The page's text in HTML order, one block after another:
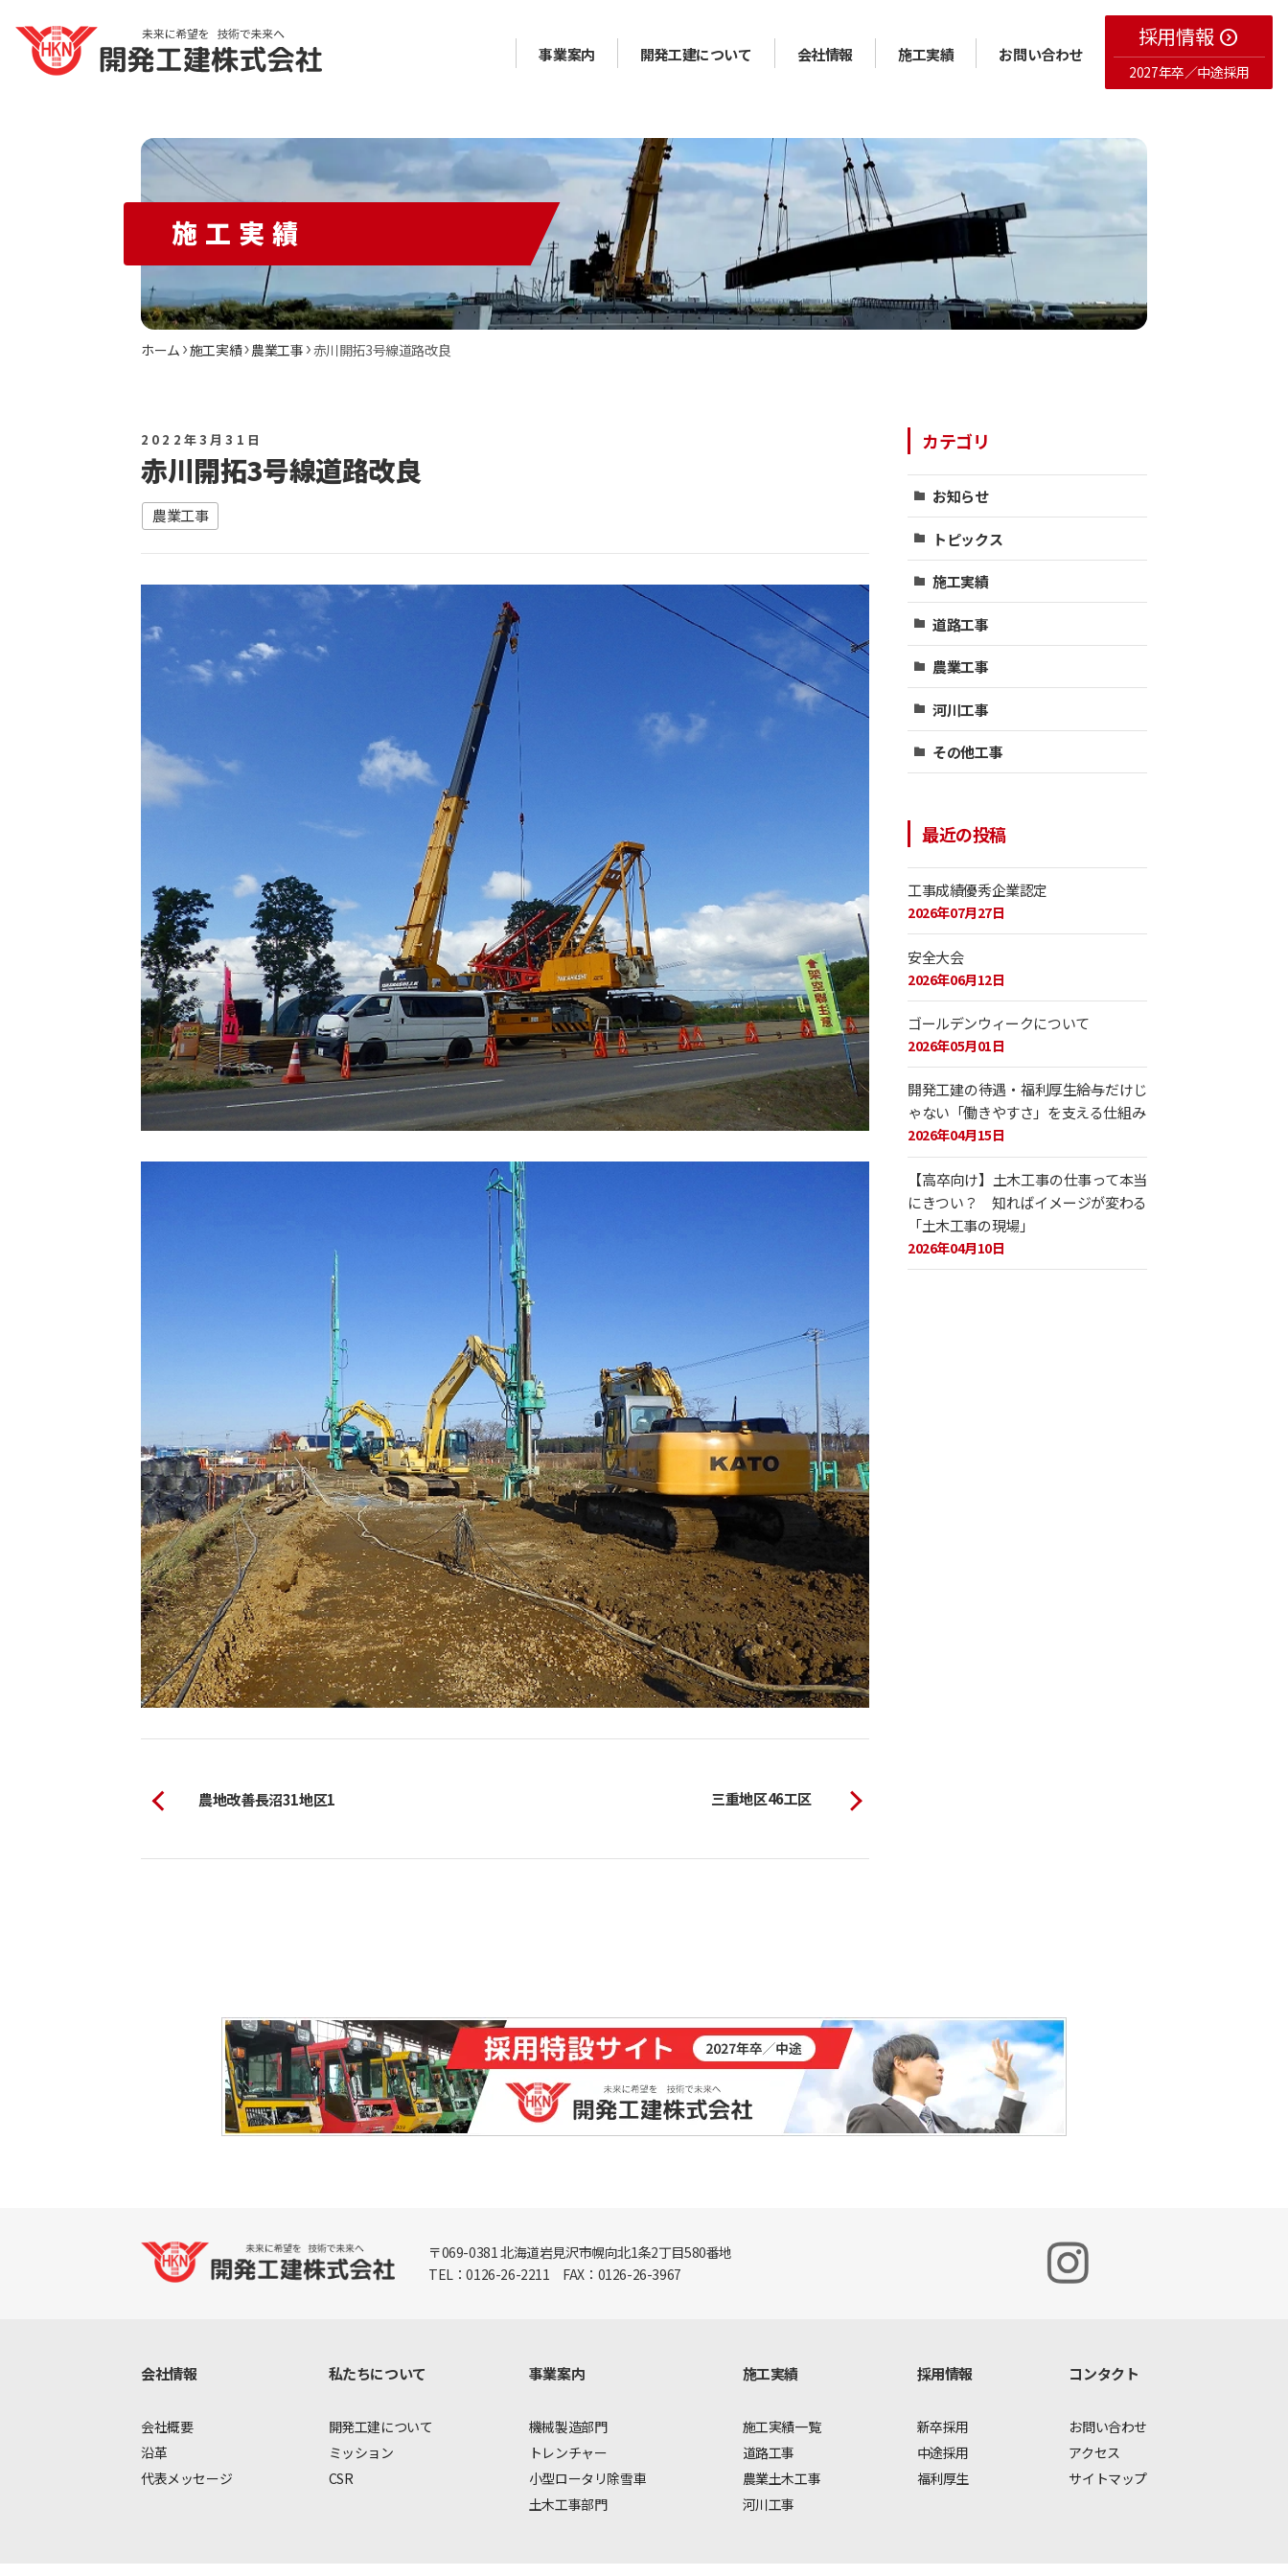
事業案内 開発工建について 会社情報 施工実績 お問い合わせ
採用情報 expand_circle_right
2027年卒／中途採用
施工実績
ホーム 施工実績 農業工事 赤川開拓3号線道路改良
2022年3月31日
赤川開拓3号線道路改良
農業工事
農地改善長沼31地区1 三重地区46工区
カテゴリ
お知らせ
トピックス
施工実績
道路工事
農業工事
河川工事
その他工事
最近の投稿
工事成績優秀企業認定
2026年07月27日
安全大会
2026年06月12日
ゴールデンウィークについて
2026年05月01日
開発工建の待遇・福利厚生――給与だけじ
ゃない「働きやすさ」を支える仕組み
2026年04月15日
【高卒向け】土木工事の仕事って本当
にきつい？ 知ればイメージが変わる
「土木工事の現場」
2026年04月10日
〒069-0381 北海道岩見沢市幌向北1条2丁目580番地
TEL：0126-26-2211 FAX：0126-26-3967
会社情報
会社概要
沿革
代表メッセージ
私たちについて
開発工建について
ミッション
CSR
事業案内
機械製造部門
トレンチャー
小型ロータリ除雪車
土木工事部門
施工実績
施工実績一覧
道路工事
農業土木工事
河川工事
採用情報
新卒採用
中途採用
福利厚生
コンタクト
お問い合わせ
アクセス
サイトマップ